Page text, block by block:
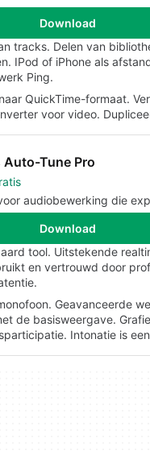
Download
tracks. Delen van
IPod of iPhone als
Ping.
QuickTime-formaat.
voor video.
Tune Pro
audiobewerking die
Download
tool. Uitstekende
en vertrouwd door
Geavanceerde
de basisweergave.
Intonatie is